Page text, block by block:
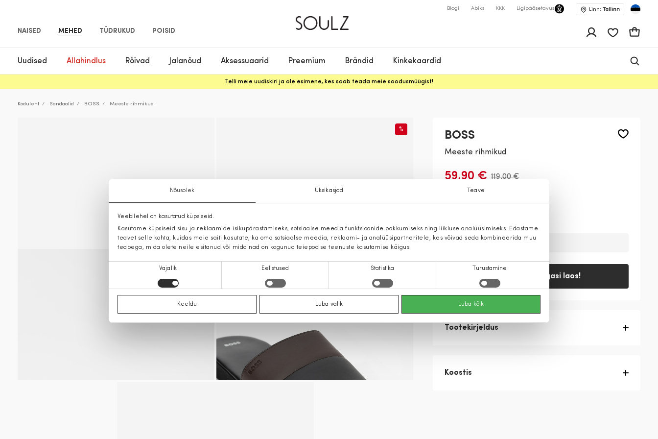
Nõusolek Üksikasjad Teave
Veebilehel on kasutatud küpsiseid.
Kasutame küpsiseid sisu ja reklaamide isikupärastamiseks, sotsiaalse meedia funktsioonide pakkumiseks ning liikluse analüüsimiseks. Edastame
teavet selle kohta, kuidas meie saiti kasutate, ka oma sotsiaalse meedia, reklaami- ja analüüsipartneritele, kes võivad seda kombineerida muu
teabega, mida olete neile esitanud või mida nad on kogunud teiepoolse teenuste kasutamise käigus.
Vajalik Eelistused Statistika Turustamine
Keeldu Luba valik Luba kõik
NAISED MEHED TÜDRUKUD POISID
Blogi Abiks KKK Ligipääsetavus Linn: Tallinn
Uudised Allahindlus Rõivad Jalanõud Aksessuaarid Preemium Brändid Kinkekaardid
Telli meie uudiskiri ja ole esimene, kes saab teada meie soodusmüügist!
Koduleht Sandaalid BOSS Meeste rihmikud
%
BOSS
Meeste rihmikud
59,90 € 119,00 €
Teavita, kui tagasi laos!
Tootekirjeldus
Koostis